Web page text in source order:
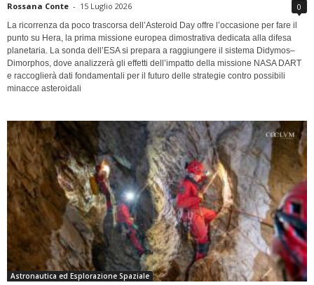
Rossana Conte - 15 Luglio 2026 0
La ricorrenza da poco trascorsa dell’Asteroid Day offre l’occasione per fare il
punto su Hera, la prima missione europea dimostrativa dedicata alla difesa
planetaria. La sonda dell’ESA si prepara a raggiungere il sistema Didymos–
Dimorphos, dove analizzerà gli effetti dell’impatto della missione NASA DART
e raccoglierà dati fondamentali per il futuro delle strategie contro possibili
minacce asteroidali
Astronautica ed Esplorazione Spaziale